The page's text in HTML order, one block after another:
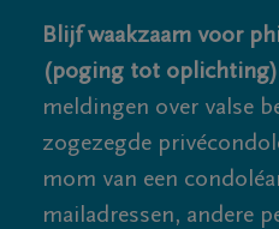
Blijf waakzaam voor
(poging tot
meldingen over valse
zogezegde
mom van een
mailadressen, andere